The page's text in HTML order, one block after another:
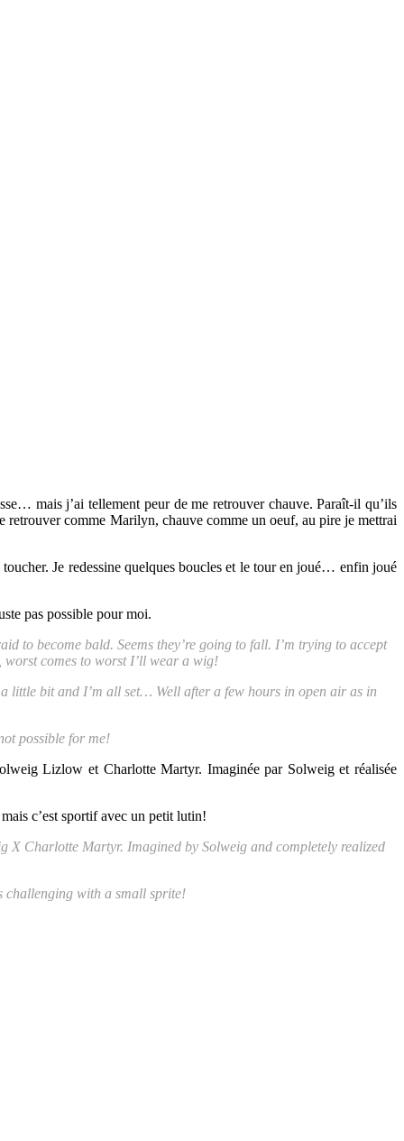
mais j’ai tellement peur de me retrouver chauve. Paraît-il qu’ils
retrouver comme Marilyn, chauve comme un oeuf, au pire je mettrai
Je redessine quelques boucles et le tour en joué… enfin joué
pas possible pour moi.
to become bald. Seems they’re going to fall. I’m trying to accept
worst comes to worst I’ll wear a wig!
little bit and I’m all set… Well after a few hours in open air as in
possible for me!
Lizlow et Charlotte Martyr. Imaginée par Solweig et réalisée
c’est sportif avec un petit lutin!
X Charlotte Martyr. Imagined by Solweig and completely realized
challenging with a small sprite!